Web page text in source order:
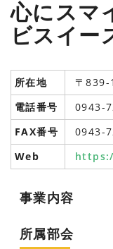
心にスマ
ビスイー
所在地
〒
電話番号
0943-
FAX番号
0943-
Web
事業内容
所属部会